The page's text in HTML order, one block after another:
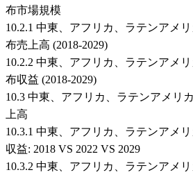
布市場規模
10.2.1 中東、アフリカ、ラテンアメ
布売上高 (2018-2029)
10.2.2 中東、アフリカ、ラテンアメ
布収益 (2018-2029)
10.3 中東、アフリカ、ラテンアメリ
上高
10.3.1 中東、アフリカ、ラテンアメ
収益: 2018 VS 2022 VS 2029
10.3.2 中東、アフリカ、ラテンアメ